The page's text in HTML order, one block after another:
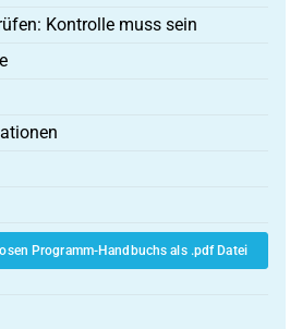
Kontrolle muss sein
Programm-Handbuchs als .pdf Datei